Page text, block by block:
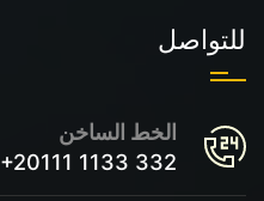
للتواصل
الخط الساخن
+20111 1133 332